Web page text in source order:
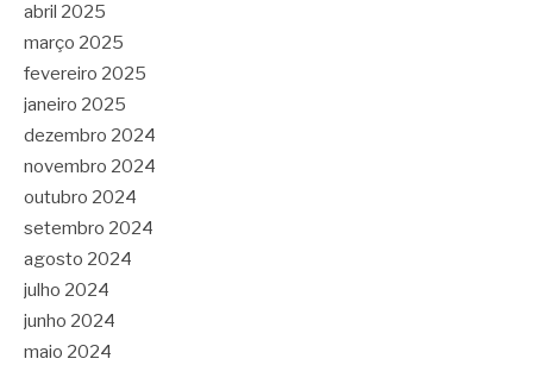
abril 2025
março 2025
fevereiro 2025
janeiro 2025
dezembro 2024
novembro 2024
outubro 2024
setembro 2024
agosto 2024
julho 2024
junho 2024
maio 2024